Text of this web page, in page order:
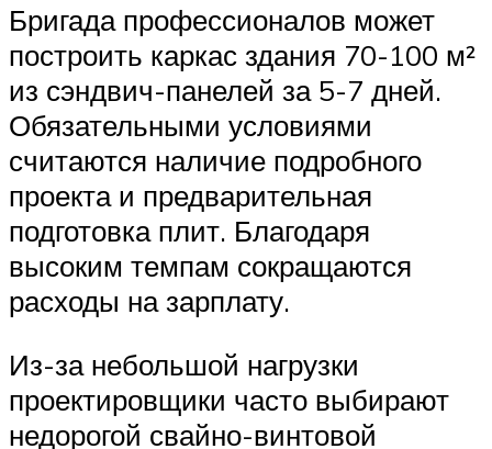
Бригада профессионалов может
построить каркас здания 70-100 м²
из сэндвич-панелей за 5-7 дней.
Обязательными условиями
считаются наличие подробного
проекта и предварительная
подготовка плит. Благодаря
высоким темпам сокращаются
расходы на зарплату.
Из-за небольшой нагрузки
проектировщики часто выбирают
недорогой свайно-винтовой